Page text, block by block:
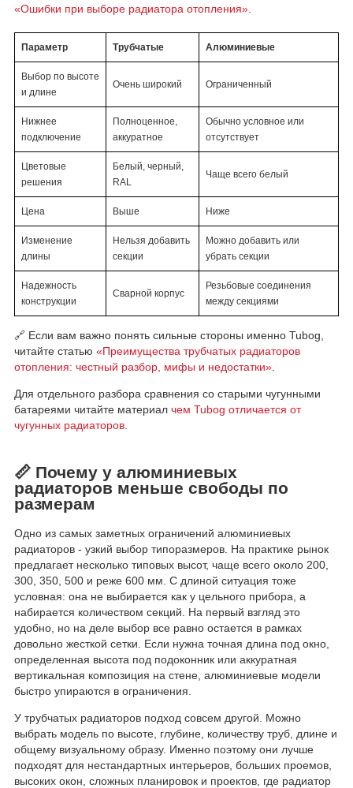
«Ошибки при выборе радиатора отопления».
Параметр Трубчатые Алюминиевые
Выбор по высоте
и длине
Очень широкий Ограниченный
Нижнее
подключение
Полноценное,
аккуратное
Обычно условное или
отсутствует
Цветовые
решения
Белый, черный,
RAL
Чаще всего белый
Цена Выше Ниже
Изменение
длины
Нельзя добавить
секции
Можно добавить или
убрать секции
Надежность
конструкции
Сварной корпус
Резьбовые соединения
между секциями
🔗 Если вам важно понять сильные стороны именно Tubog,
читайте статью «Преимущества трубчатых радиаторов
отопления: честный разбор, мифы и недостатки».
Для отдельного разбора сравнения со старыми чугунными
батареями читайте материал чем Tubog отличается от
чугунных радиаторов.
📏 Почему у алюминиевых
радиаторов меньше свободы по
размерам
Одно из самых заметных ограничений алюминиевых
радиаторов - узкий выбор типоразмеров. На практике рынок
предлагает несколько типовых высот, чаще всего около 200,
300, 350, 500 и реже 600 мм. С длиной ситуация тоже
условная: она не выбирается как у цельного прибора, а
набирается количеством секций. На первый взгляд это
удобно, но на деле выбор все равно остается в рамках
довольно жесткой сетки. Если нужна точная длина под окно,
определенная высота под подоконник или аккуратная
вертикальная композиция на стене, алюминиевые модели
быстро упираются в ограничения.
У трубчатых радиаторов подход совсем другой. Можно
выбрать модель по высоте, глубине, количеству труб, длине и
общему визуальному образу. Именно поэтому они лучше
подходят для нестандартных интерьеров, больших проемов,
высоких окон, сложных планировок и проектов, где радиатор